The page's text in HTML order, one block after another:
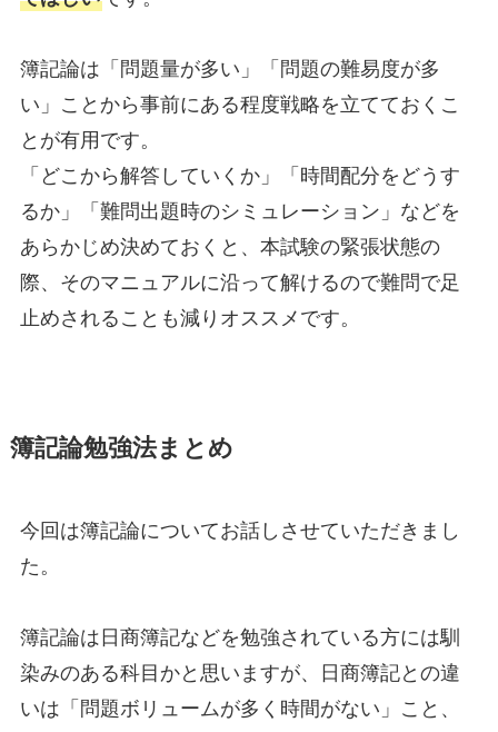
簿記論は「問題量が多い」「問題の難易度が多
い」ことから事前にある程度戦略を立てておくこ
とが有用です。
「どこから解答していくか」「時間配分をどうす
るか」「難問出題時のシミュレーション」などを
あらかじめ決めておくと、本試験の緊張状態の
際、そのマニュアルに沿って解けるので難問で足
止めされることも減りオススメです。
簿記論勉強法まとめ
今回は簿記論についてお話しさせていただきまし
た。
簿記論は日商簿記などを勉強されている方には馴
染みのある科目かと思いますが、日商簿記との違
いは「問題ボリュームが多く時間がない」こと、